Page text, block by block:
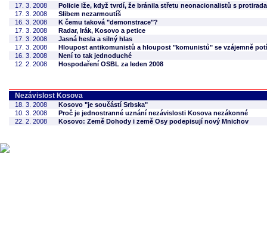
17. 3. 2008
Policie lže, když tvrdí, že bránila střetu neonacionalistů s
17. 3. 2008
Slibem nezarmoutíš
16. 3. 2008
K čemu taková "demonstrace"?
17. 3. 2008
Radar, Irák, Kosovo a petice
17. 3. 2008
Jasná hesla a silný hlas
17. 3. 2008
Hloupost antikomunistů a hloupost "komunistů" se vzájemně
16. 3. 2008
Není to tak jednoduché
12. 2. 2008
Hospodaření OSBL za leden 2008
Nezávislost Kosova
18. 3. 2008
Kosovo "je součástí Srbska"
10. 3. 2008
Proč je jednostranné uznání nezávislosti Kosova nezákonné
22. 2. 2008
Kosovo: Země Dohody i země Osy podepisují nový Mnichov